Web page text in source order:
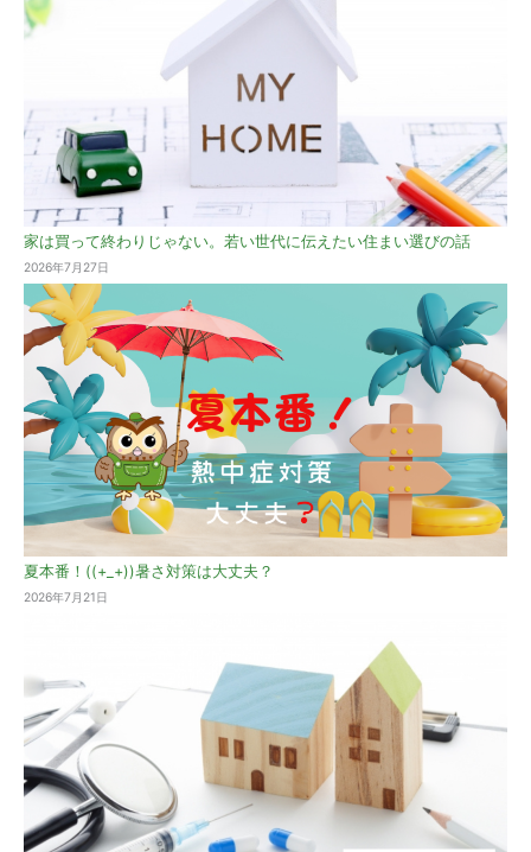
家は買って終わりじゃない。若い世代に伝えたい住まい選びの話
2026年7月27日
夏本番！((+_+))暑さ対策は大丈夫？
2026年7月21日